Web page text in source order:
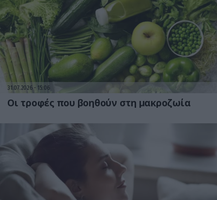
31.07.2026 15:06
Οι τροφές που βοηθούν στη μακροζωία